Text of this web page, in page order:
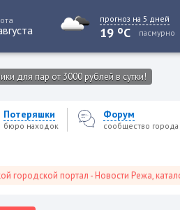
прогноз на 5 дней
19 oC пасмурно
для пар от 3000 рублей в сутки!
Потеряшки
бюро находок
Форум
сообщество города
портал - Новости Режа, каталог